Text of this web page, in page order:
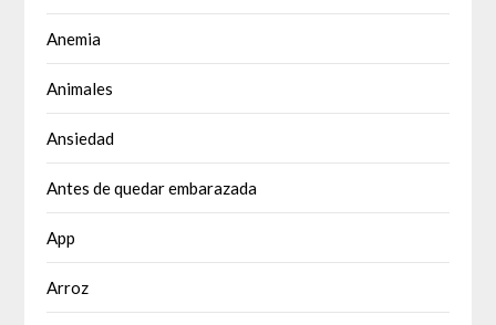
Anemia
Animales
Ansiedad
Antes de quedar embarazada
App
Arroz